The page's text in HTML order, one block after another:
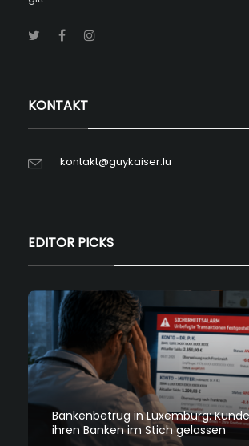
KONTAKT
kontakt@guykaiser.lu
EDITOR PICKS
Bankenbetrug in Luxemburg:
ihren Banken im Stich gelassen